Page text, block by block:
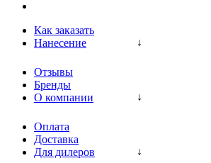
Как заказать
Нанесение
Отзывы
Бренды
О компании
Оплата
Доставка
Для дилеров